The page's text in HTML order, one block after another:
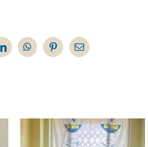
LinkedInWhatsAppPinterestEmail